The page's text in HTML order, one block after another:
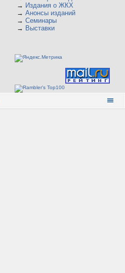
→ Издания о ЖКХ
→ Анонсы изданий
→ Семинары
→ Выставки